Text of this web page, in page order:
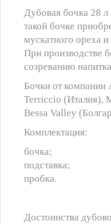
Дубовая бочка 28
такой бочке
мускатного ореха
При производстве
созреванию
Бочки от компании
Terriccio (Италия),
Bessa Valley
Комплектация:
бочка;
подставка;
пробка.
Достоинства